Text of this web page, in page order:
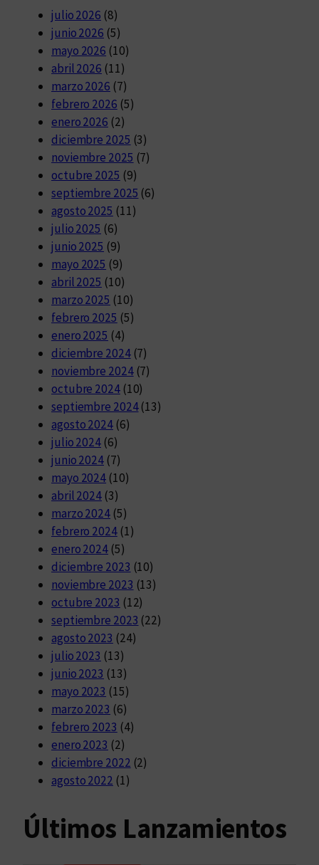
julio 2026 (8)
junio 2026 (5)
mayo 2026 (10)
abril 2026 (11)
marzo 2026 (7)
febrero 2026 (5)
enero 2026 (2)
diciembre 2025 (3)
noviembre 2025 (7)
octubre 2025 (9)
septiembre 2025 (6)
agosto 2025 (11)
julio 2025 (6)
junio 2025 (9)
mayo 2025 (9)
abril 2025 (10)
marzo 2025 (10)
febrero 2025 (5)
enero 2025 (4)
diciembre 2024(7)
noviembre 2024(7)
octubre 2024(10)
septiembre 2024(13)
agosto 2024(6)
julio 2024 (6)
junio 2024 (7)
mayo 2024 (10)
abril 2024 (3)
marzo 2024 (5)
febrero 2024(1)
enero 2024 (5)
diciembre 2023 (10)
noviembre 2023 (13)
octubre 2023 (12)
septiembre 2023 (22)
agosto 2023 (24)
julio 2023 (13)
junio 2023 (13)
mayo 2023 (15)
marzo 2023 (6)
febrero 2023 (4)
enero 2023 (2)
diciembre 2022 (2)
agosto 2022 (1)
Últimos Lanzamientos